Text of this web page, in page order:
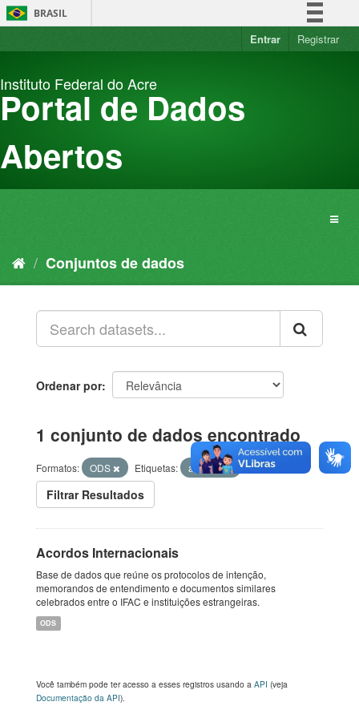
Pular
para
BRASIL
Simplifique!
Acesso à informação
Entrar Registrar
Instituto Federal do Acre
Portal de Dados
Abertos
Conjuntos de dados
Ordenar por
1 conjunto de dados encontrado
Formatos: ODS Etiquetas: acordos
Filtrar Resultados
Acordos Internacionais
Base de dados que reúne os protocolos de intenção,
memorandos de entendimento e documentos similares
celebrados entre o IFAC e instituições estrangeiras.
ODS
Você também pode ter acesso a esses registros usando a API (veja
Documentação da API).